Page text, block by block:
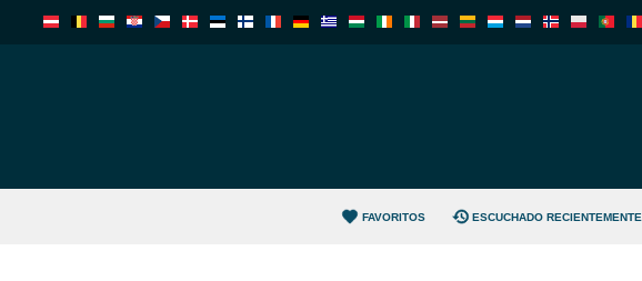
FAVORITOS ESCUCHADO RECIENTEMENTE